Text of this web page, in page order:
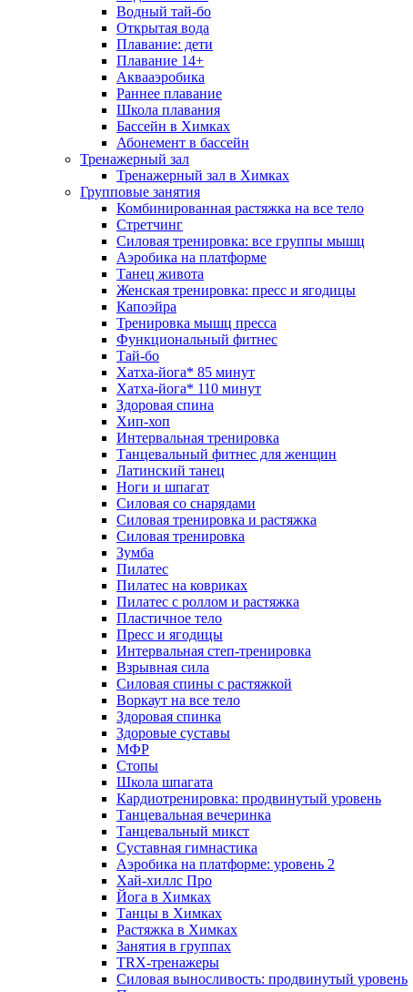
Водный тай-бо
Открытая вода
Плавание: дети
Плавание 14+
Аквааэробика
Раннее плавание
Школа плавания
Бассейн в Химках
Абонемент в бассейн
Тренажерный зал
Тренажерный зал в Химках
Групповые занятия
Комбинированная растяжка на все тело
Стретчинг
Силовая тренировка: все группы мышц
Аэробика на платформе
Танец живота
Женская тренировка: пресс и ягодицы
Капоэйра
Тренировка мышц пресса
Функциональный фитнес
Тай-бо
Хатха-йога* 85 минут
Хатха-йога* 110 минут
Здоровая спина
Хип-хоп
Интервальная тренировка
Танцевальный фитнес для женщин
Латинский танец
Ноги и шпагат
Силовая со снарядами
Силовая тренировка и растяжка
Силовая тренировка
Зумба
Пилатес
Пилатес на ковриках
Пилатес с роллом и растяжка
Пластичное тело
Пресс и ягодицы
Интервальная степ-тренировка
Взрывная сила
Силовая спины с растяжкой
Воркаут на все тело
Здоровая спинка
Здоровые суставы
МФР
Стопы
Школа шпагата
Кардиотренировка: продвинутый уровень
Танцевальная вечеринка
Танцевальный микст
Суставная гимнастика
Аэробика на платформе: уровень 2
Хай-хиллс Про
Йога в Химках
Танцы в Химках
Растяжка в Химках
Занятия в группах
TRX-тренажеры
Силовая выносливость: продвинутый уровень